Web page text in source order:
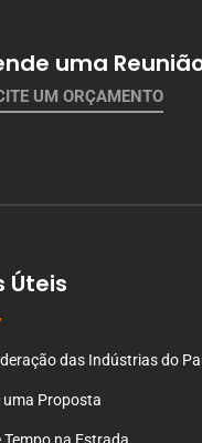
uma
UM ORÇAMENTO
Úteis
das Indústrias do
uma Proposta